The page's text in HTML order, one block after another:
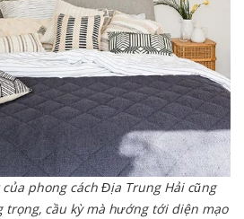
phong cách Địa Trung Hải cũng
trọng, cầu kỳ mà hướng tới diện mạo